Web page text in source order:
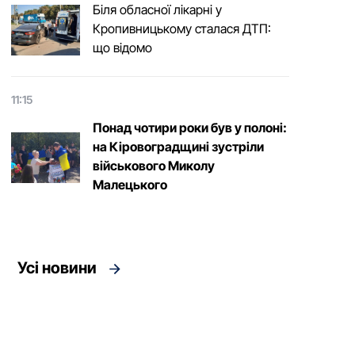
Біля обласної лікарні у
Кропивницькому сталася ДТП:
що відомо
11:15
Понад чотири роки був у полоні:
на Кіровоградщині зустріли
військового Микoлу
Малецькoгo
Усі новини